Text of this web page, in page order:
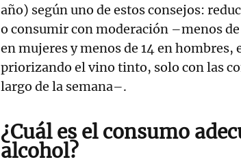
año) según uno de estos consejos:
o consumir con moderación –menos
en mujeres y menos de 14 en hombres,
priorizando el vino tinto, solo con las
largo de la semana–.
¿Cuál es el consumo
alcohol?